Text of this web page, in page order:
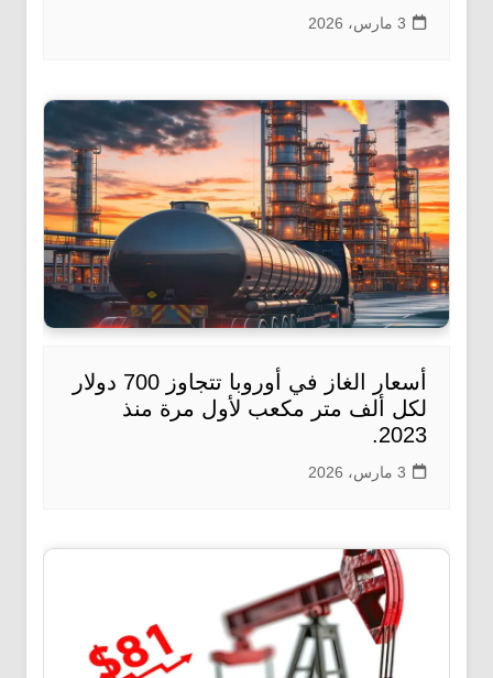
3 مارس، 2026
أسعار الغاز في أوروبا تتجاوز 700 دولار
لكل ألف متر مكعب لأول مرة منذ
2023.
3 مارس، 2026